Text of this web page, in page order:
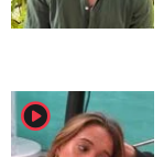
player2